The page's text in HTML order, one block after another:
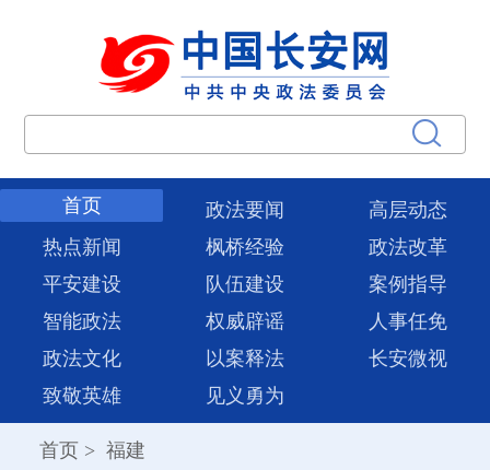
首页 政法要闻
高层动态
热点新闻
枫桥经验
政法改革
平安建设
队伍建设
案例指导
智能政法
权威辟谣
人事任免
政法文化
以案释法
长安微视
致敬英雄
见义勇为
首页 > 福建